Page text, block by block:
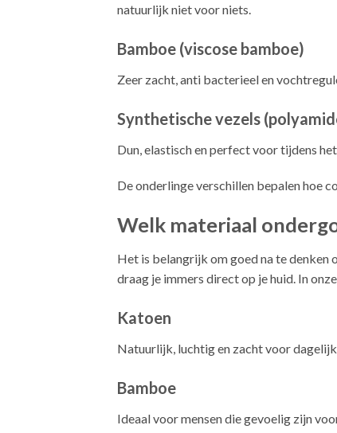
natuurlijk niet voor niets.
Bamboe (viscose bamboe)
Zeer zacht, anti bacterieel en
Synthetische vezels
Dun, elastisch en perfect voor tijdens
De onderlinge verschillen bepalen hoe
Welk materiaal
Het is belangrijk om goed na te denken
draag je immers direct op je huid. In
Katoen
Natuurlijk, luchtig en zacht voor
Bamboe
Ideaal voor mensen die gevoelig zijn